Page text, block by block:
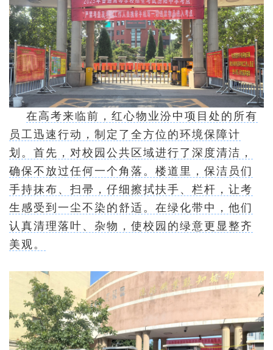
在高考来临前，红心物业汾中项目处的所有
员工迅速行动，制定了全方位的环境保障计
划。首先，对校园公共区域进行了深度清洁，
确保不放过任何一个角落。楼道里，保洁员们
手持抹布、扫帚，仔细擦拭扶手、栏杆，让考
生感受到一尘不染的舒适。在绿化带中，他们
认真清理落叶、杂物，使校园的绿意更显整齐
美观。